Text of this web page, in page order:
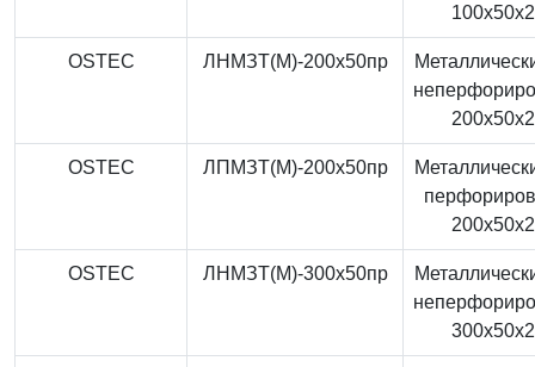
OSTEC ЛНМЗТ(М)-200x50пр
OSTEC ЛПМЗТ(М)-200x50пр
OSTEC ЛНМЗТ(М)-300x50пр